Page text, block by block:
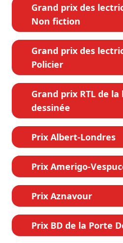
Grand prix des
Non fiction
Grand prix des
Policier
Grand prix RTL de la
dessinée
Prix Albert-Londres
Prix Amerigo-
Prix Aznavour
Prix BD de la Porte